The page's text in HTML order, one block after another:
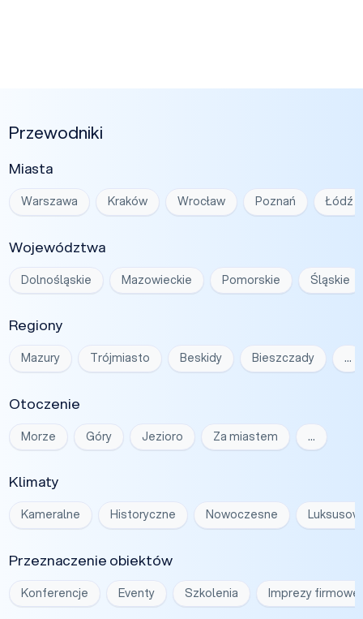
Przewodniki
Miasta
Warszawa Kraków Wrocław Poznań Łódź
Województwa
Dolnośląskie Mazowieckie Pomorskie Śląskie
Regiony
Mazury Trójmiasto Beskidy Bieszczady …
Otoczenie
Morze Góry Jezioro Za miastem …
Klimaty
Kameralne Historyczne Nowoczesne
Przeznaczenie obiektów
Konferencje Eventy Szkolenia Imprezy firmowe